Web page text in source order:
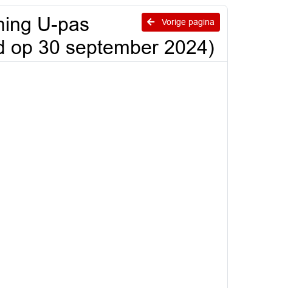
Vorige pagina
U-pas
op 30 september 2024)